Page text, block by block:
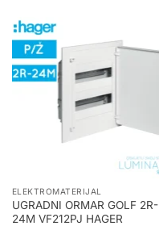
ELEKTROMATERIJAL
UGRADNI ORMAR GOLF 2R-
24M VF212PJ HAGER